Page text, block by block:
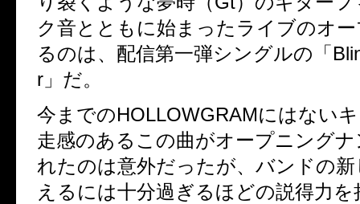
ク音とともに始まったライブのオ
るのは、配信第一弾シングルの「
r」だ。
今までのHOLLOWGRAMにはない
走感のあるこの曲がオープニング
れたのは意外だったが、バンドの
えるには十分過ぎるほどの説得力